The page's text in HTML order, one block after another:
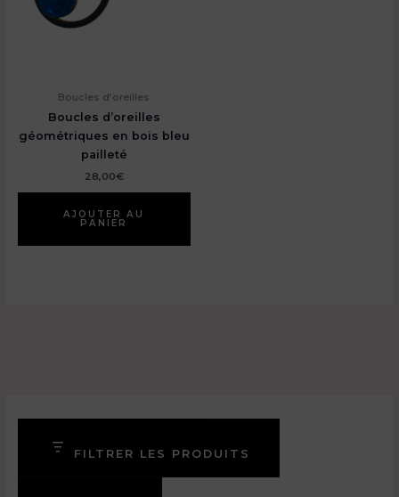
FILTRER LES PRODUITS
Boucles d’oreilles
Boucles d’oreilles
géométriques en bois bleu
pailleté
28,00€
AJOUTER AU
PANIER